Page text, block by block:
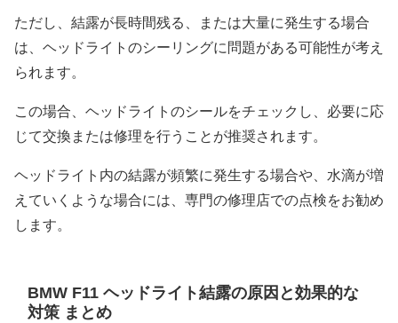
ただし、結露が長時間残る、または大量に発生する場合
は、ヘッドライトのシーリングに問題がある可能性が考え
られます。
この場合、ヘッドライトのシールをチェックし、必要に応
じて交換または修理を行うことが推奨されます。
ヘッドライト内の結露が頻繁に発生する場合や、水滴が増
えていくような場合には、専門の修理店での点検をお勧め
します。
BMW F11 ヘッドライト結露の原因と効果的な
対策 まとめ